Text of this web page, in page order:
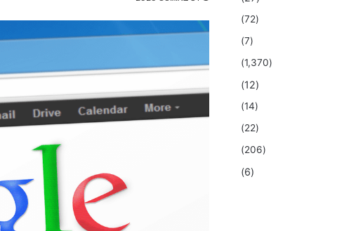
(72)
(7)
(1,370)
(12)
(14)
(22)
(206)
(6)